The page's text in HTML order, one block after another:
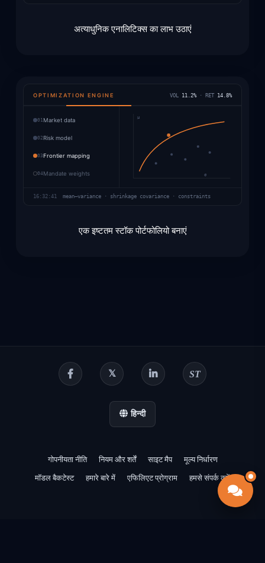
अत्याधुनिक एनालिटिक्स का लाभ उठाएं
OPTIMIZATION ENGINE VOL 11.2%· RET 14.8%
01 Market data
02 Risk model
03Frontier mapping
04Mandate weights σ
μ
16:32:41 mean–variance · shrinkage covariance · constraints
एक इष्टतम स्टॉक पोर्टफोलियो बनाएं
ST
हिन्दी
गोपनीयता नीति नियम और शर्तें साइट मैप
मूल्य निर्धारण
मॉडल बैकटेस्ट
हमारे बारे में एफिलिएट प्रोग्राम हमसे संपर्क करें